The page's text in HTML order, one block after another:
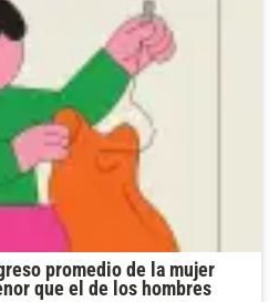
promedio de la mujer
que el de los hombres